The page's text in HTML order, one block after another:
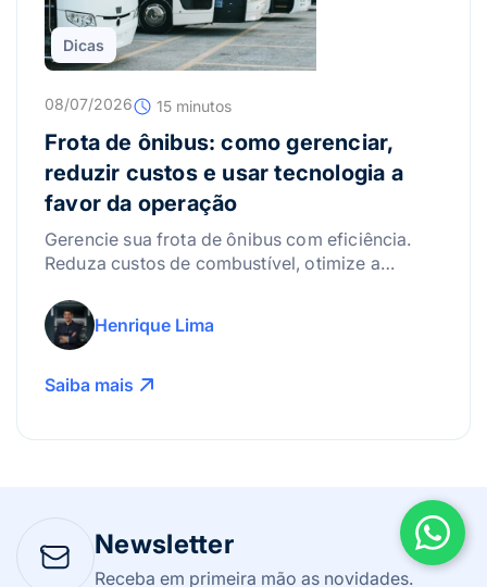
Dicas
08/07/2026 15 minutos
Frota de ônibus: como gerenciar,
reduzir custos e usar tecnologia a
favor da operação
Gerencie sua frota de ônibus com eficiência.
Reduza custos de combustível, otimize a
mais!
Henrique Lima
Saiba mais
Newsletter
Receba em primeira mão as novidades.